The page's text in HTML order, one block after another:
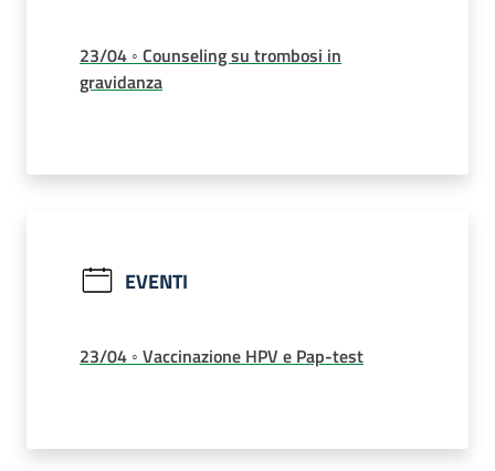
23/04 ◦ Counseling su trombosi in
gravidanza
EVENTI
23/04 ◦ Vaccinazione HPV e Pap-test